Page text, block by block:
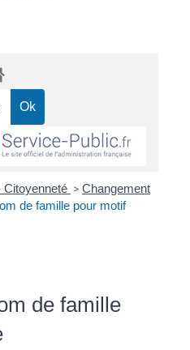
Citoyenneté > Changement
de famille pour motif
de famille